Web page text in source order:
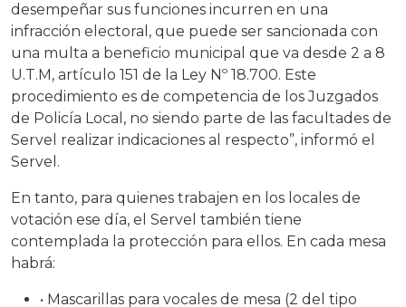
desempeñar sus funciones incurren en una
infracción electoral, que puede ser sancionada con
una multa a beneficio municipal que va desde 2 a 8
U.T.M, artículo 151 de la Ley Nº 18.700. Este
procedimiento es de competencia de los Juzgados
de Policía Local, no siendo parte de las facultades de
Servel realizar indicaciones al respecto”, informó el
Servel.
En tanto, para quienes trabajen en los locales de
votación ese día, el Servel también tiene
contemplada la protección para ellos. En cada mesa
habrá:
• Mascarillas para vocales de mesa (2 del tipo